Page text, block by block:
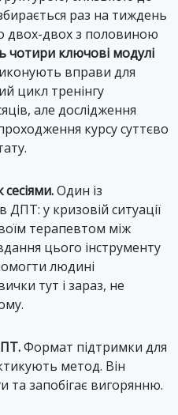
раз на тиждень
двох-двох з половиною
чотири ключові модулі
вправи для
цикл тренінгу
але дослідження
курсу суттєво
Один із
ДПТ: у кризовій ситуації
терапевтом між
цього інструменту
людині
тут і зараз, не
Формат підтримки для
метод. Він
та запобігає вигорянню.